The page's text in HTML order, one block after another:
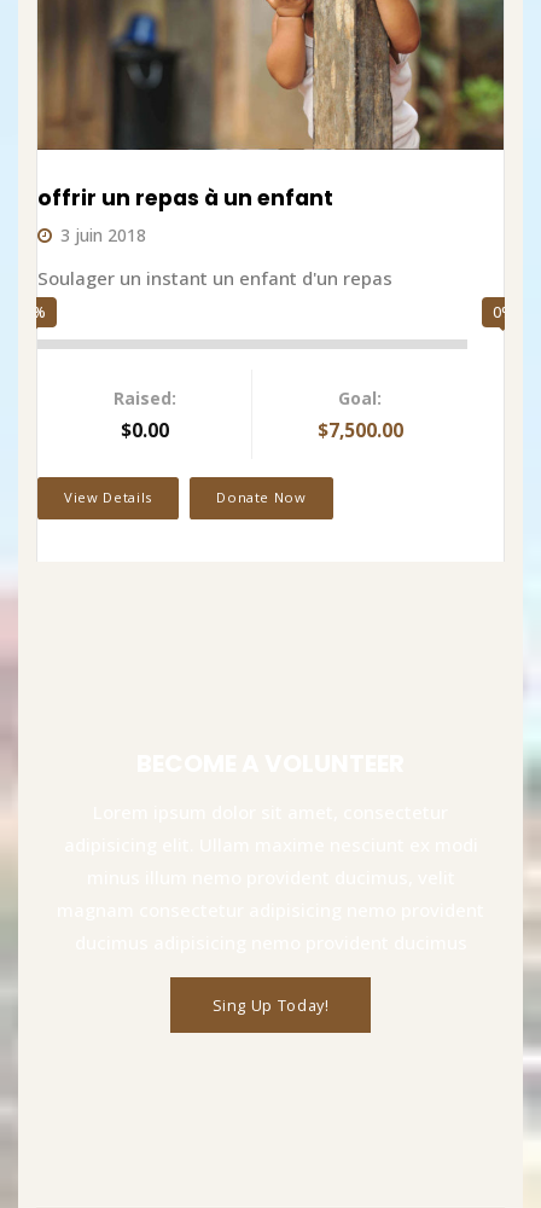
offrir un repas à un enfant
3 juin 2018
Soulager un instant un enfant d'un repas
0%
Raised:
$0.00
Goal:
$7,500.00
View Details Donate Now
0%
Sing Up Today!